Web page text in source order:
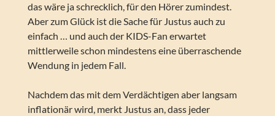
das wäre ja schrecklich, für den Hörer zumindest.
Aber zum Glück ist die Sache für Justus auch zu
einfach … und auch der KIDS-Fan erwartet
mittlerweile schon mindestens eine überraschende
Wendung in jedem Fall.
Nachdem das mit dem Verdächtigen aber langsam
inflationär wird, merkt Justus an, dass jeder